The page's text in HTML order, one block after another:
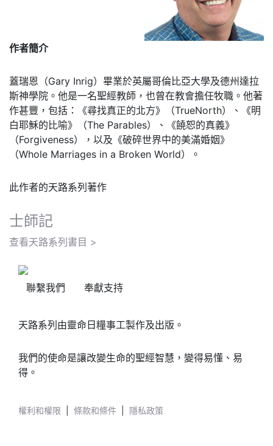
作者簡介
蓋瑞恩（Gary Inrig）畢業於英屬哥倫比亞大學及德州達拉
斯神學院。他是一名聖經教師，也曾在教會擔任牧職。他著
作甚豐，包括：《尋找真正的北方》（TrueNorth）、《明
白耶穌的比喻》（The Parables）、《饒恕的真義》
（Forgiveness），以及《破碎世界中的美滿婚姻》
（Whole Marriages in a Broken World）。
此作者的天路系列著作
士師記
查看天路系列書目 >
聯繫我們 奉獻支持
天路系列由靈命日糧事工製作及出版。
我們的使命是讓改變生命的聖經智慧，變得易懂、易
得。
權利和權限 條款和條件 隱私政策